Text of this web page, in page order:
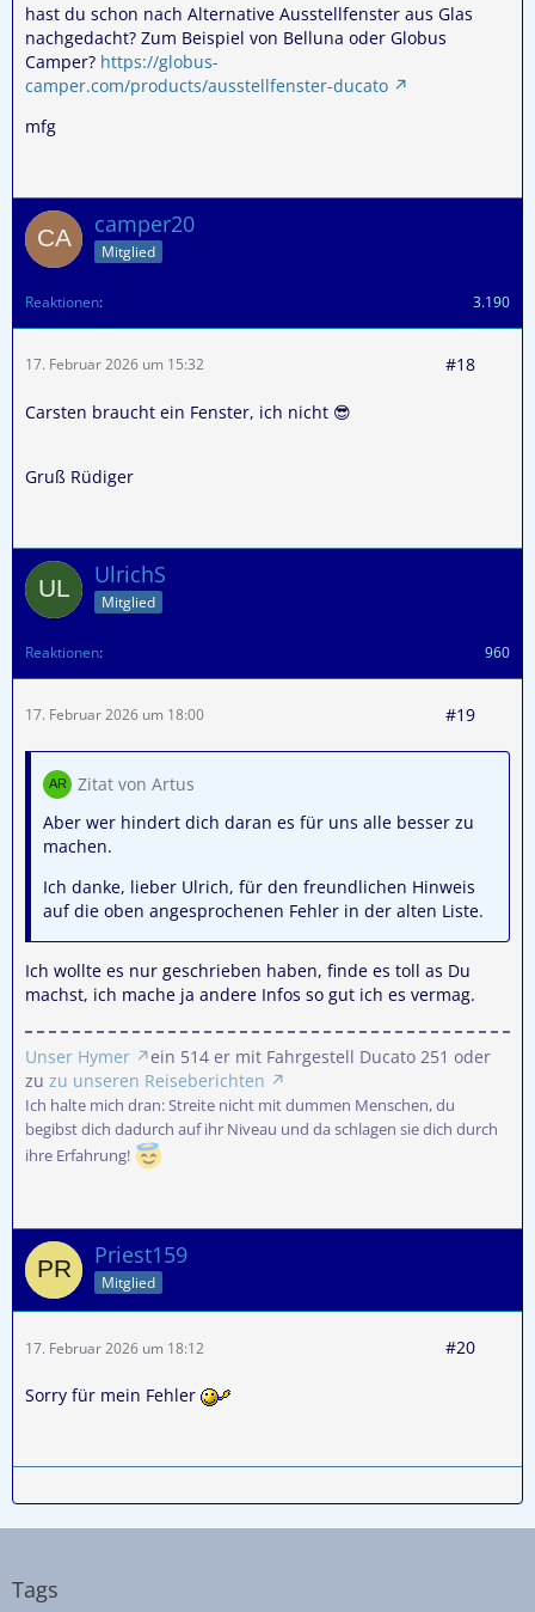
hast du schon nach Alternative Ausstellfenster aus Glas
nachgedacht? Zum Beispiel von Belluna oder Globus
Camper? https://globus-
camper.com/products/ausstellfenster-ducato
mfg
camper20
Mitglied
Reaktionen 3.190
17. Februar 2026 um 15:32 #18
Carsten braucht ein Fenster, ich nicht 😎
Gruß Rüdiger
UlrichS
Mitglied
Reaktionen 960
17. Februar 2026 um 18:00 #19
Zitat von Artus
Aber wer hindert dich daran es für uns alle besser zu
machen.
Ich danke, lieber Ulrich, für den freundlichen Hinweis
auf die oben angesprochenen Fehler in der alten Liste.
Ich wollte es nur geschrieben haben, finde es toll as Du
machst, ich mache ja andere Infos so gut ich es vermag.
Unser Hymer
ein 514 er mit Fahrgestell Ducato 251 oder
zu zu unseren Reiseberichten
Ich halte mich dran: Streite nicht mit dummen Menschen, du
begibst dich dadurch auf ihr Niveau und da schlagen sie dich durch
ihre Erfahrung!
Priest159
Mitglied
17. Februar 2026 um 18:12 #20
Sorry für mein Fehler
Tags